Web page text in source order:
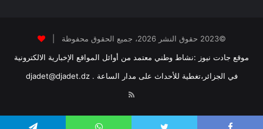
©2023 حقوق النشر 2026، جميع الحقوق محفوظة |
موقع جادت نيوز :نشاط وطني معتمد من أوائل المواقع الإخبارية الالكترونية
في الجزائر،تغطية للأحداث على مدار الساعة . djadet@djadet.dz
RSS